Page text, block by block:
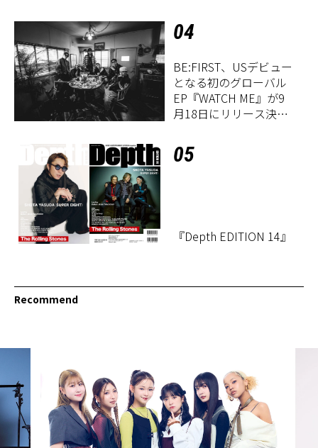
04
BE:FIRST、USデビュー
となる初のグローバル
EP『WATCH ME』が9
月18日にリリース決
05
『Depth EDITION 14』
Recommend